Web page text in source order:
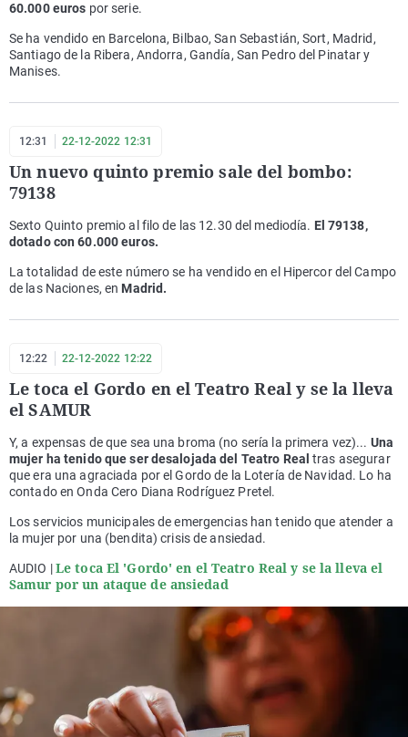
60.000 euros por serie.
Se ha vendido en Barcelona, Bilbao, San Sebastián, Sort, Madrid,
Santiago de la Ribera, Andorra, Gandía, San Pedro del Pinatar y
Manises.
12:31 22-12-2022 12:31
Un nuevo quinto premio sale del bombo:
79138
Sexto Quinto premio al filo de las 12.30 del mediodía. El 79138,
dotado con 60.000 euros.
La totalidad de este número se ha vendido en el Hipercor del Campo
de las Naciones, en Madrid.
12:22 22-12-2022 12:22
Le toca el Gordo en el Teatro Real y se la lleva
el SAMUR
Y, a expensas de que sea una broma (no sería la primera vez)... Una
mujer ha tenido que ser desalojada del Teatro Realtras asegurar
que era una agraciada por el Gordo de la Lotería de Navidad. Lo ha
contado en Onda Cero Diana Rodríguez Pretel.
Los servicios municipales de emergencias han tenido que atender a
la mujer por una (bendita) crisis de ansiedad.
AUDIO |Le toca El 'Gordo' en el Teatro Real y se la lleva el
Samur por un ataque de ansiedad